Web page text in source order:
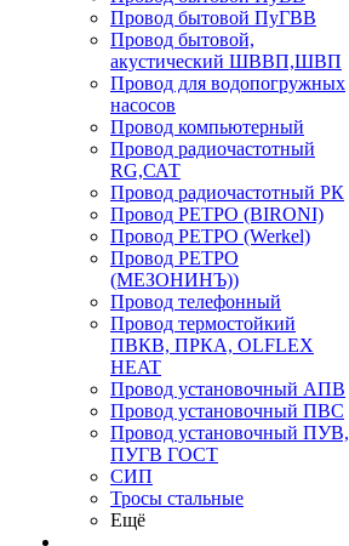
Провод бытовой ПуГВВ
Провод бытовой,
акустический ШВВП,ШВП
Провод для водопогружных
насосов
Провод компьютерный
Провод радиочастотный
RG,САТ
Провод радиочастотный РК
Провод РЕТРО (BIRONI)
Провод РЕТРО (Werkel)
Провод РЕТРО
(МЕЗОНИНЪ))
Провод телефонный
Провод термостойкий
ПВКВ, ПРКА, OLFLEX
HEAT
Провод установочный АПВ
Провод установочный ПВС
Провод установочный ПУВ,
ПУГВ ГОСТ
СИП
Тросы стальные
Ещё